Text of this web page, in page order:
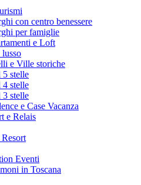
con centro benessere
per famiglie
e Loft
e Ville storiche
5 stelle
4 stelle
3 stelle
e Case Vacanza
e Relais
Eventi
in Toscana